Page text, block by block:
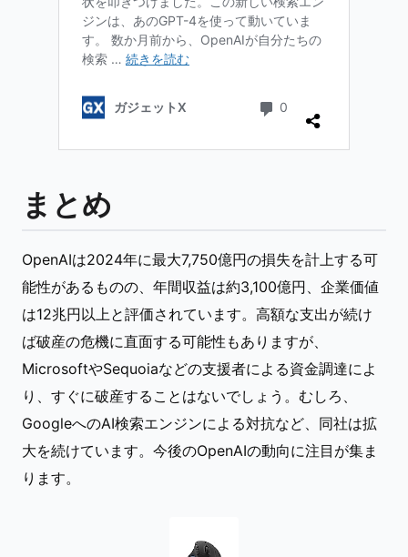
まとめ
OpenAIは2024年に最大7,750億円の損失を計上する可
能性があるものの、年間収益は約3,100億円、企業価値
は12兆円以上と評価されています。高額な支出が続け
ば破産の危機に直面する可能性もありますが、
MicrosoftやSequoiaなどの支援者による資金調達によ
り、すぐに破産することはないでしょう。むしろ、
GoogleへのAI検索エンジンによる対抗など、同社は拡
大を続けています。今後のOpenAIの動向に注目が集ま
ります。